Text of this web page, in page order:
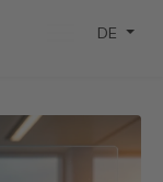
DE